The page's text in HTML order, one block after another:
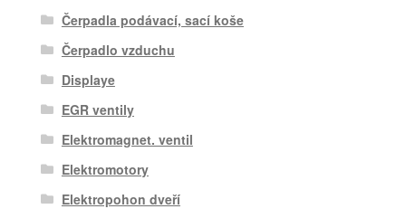
Čerpadla podávací, sací koše
Čerpadlo vzduchu
Displaye
EGR ventily
Elektromagnet. ventil
Elektromotory
Elektropohon dveří